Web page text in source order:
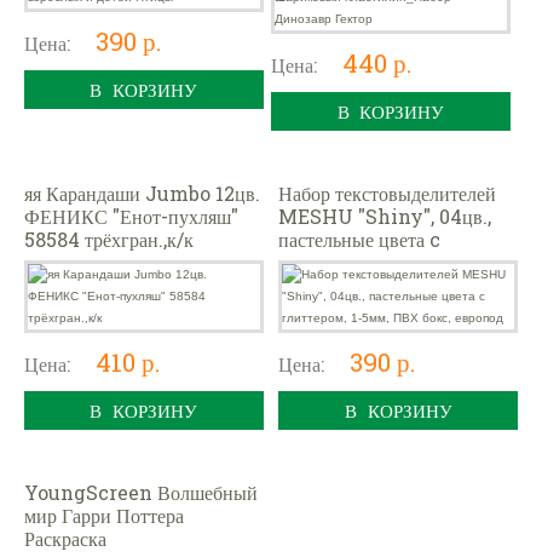
Цена: 390 р.
В КОРЗИНУ
Цена: 440 р.
В КОРЗИНУ
яя Карандаши Jumbo 12цв.
ФЕНИКС "Енот-пухляш"
58584 трёхгран.,к/к
Цена: 410 р.
В КОРЗИНУ
Набор текстовыделителей
MESHU "Shiny", 04цв.,
пастельные цвета c
глиттером, 1-5мм, ПВХ
бокс, европод
Цена: 390 р.
В КОРЗИНУ
YoungScreen Волшебный
мир Гарри Поттера
Раскраска